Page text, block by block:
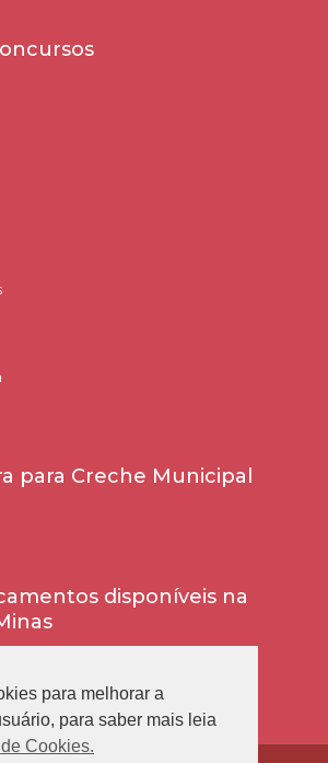
para Creche Municipal
disponíveis na
para melhorar a
para saber mais leia
Cookies.